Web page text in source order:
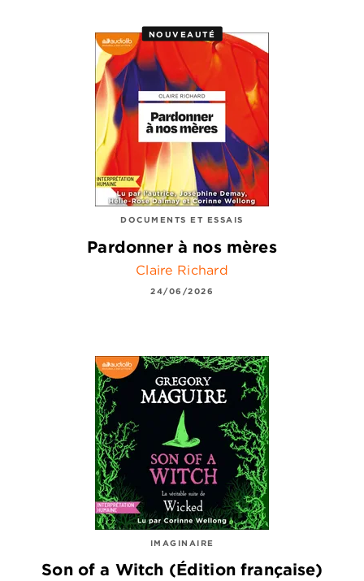
NOUVEAUTÉ
DOCUMENTS ET ESSAIS
Pardonner à nos mères
Claire Richard
24/06/2026
IMAGINAIRE
Son of a Witch (Édition française)